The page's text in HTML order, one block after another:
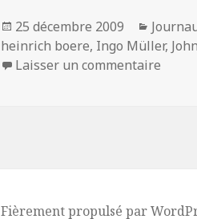
Publié
le
25 décembre 2009
heinrich boere, Ingo Müller, John
Laisser un commentaire
Fièrement propulsé par